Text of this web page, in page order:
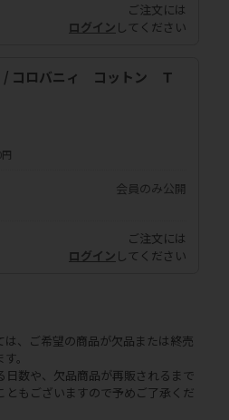
ご注文には
ログイン してください
/ コロバニィ コットン Ｔ
会員のみ公開
ご注文には
ログイン してください
は、ご希望の商品が欠品または終売
。
日数や、欠品商品が再販されるまで
もございますので予めご了承くだ